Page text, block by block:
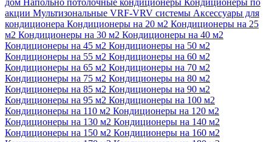
дом Напольно потолочные кондиционеры Кондиционеры по
акции Мультизональные VRF-VRV системы Аксессуары для
кондиционера Кондиционеры на 20 м2 Кондиционеры на 25
м2 Кондиционеры на 30 м2 Кондиционеры на 40 м2
Кондиционеры на 45 м2 Кондиционеры на 50 м2
Кондиционеры на 55 м2 Кондиционеры на 60 м2
Кондиционеры на 65 м2 Кондиционеры на 70 м2
Кондиционеры на 75 м2 Кондиционеры на 80 м2
Кондиционеры на 85 м2 Кондиционеры на 90 м2
Кондиционеры на 95 м2 Кондиционеры на 100 м2
Кондиционеры на 110 м2 Кондиционеры на 120 м2
Кондиционеры на 130 м2 Кондиционеры на 140 м2
Кондиционеры на 150 м2 Кондиционеры на 160 м2